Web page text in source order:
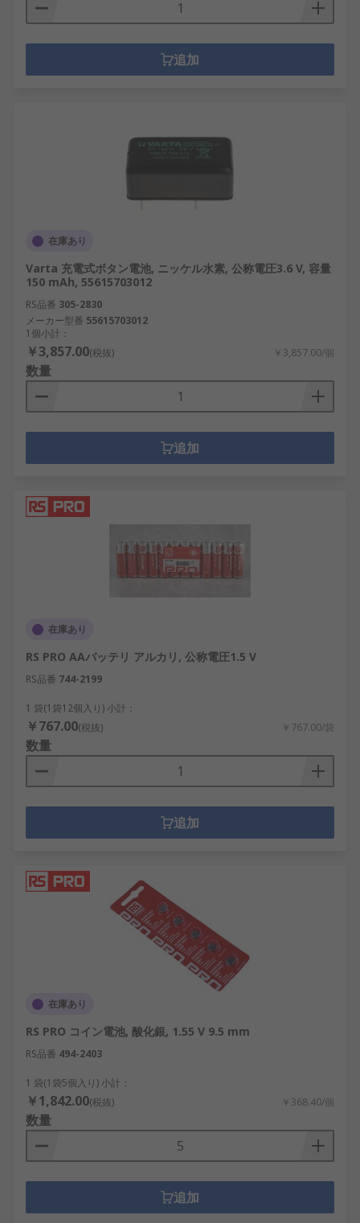
追加
在庫あり
Varta 充電式ボタン電池, ニッケル水素, 公称電圧3.6 V, 容量
150 mAh, 55615703012
RS品番 305-2830
メーカー型番 55615703012
1個小計：
￥3,857.00(税抜) ￥3,857.00/個
数量
追加
在庫あり
RS PRO AAバッテリ アルカリ, 公称電圧1.5 V
RS品番 744-2199
1 袋(1袋12個入り) 小計：
￥767.00(税抜) ￥767.00/袋
数量
追加
在庫あり
RS PRO コイン電池, 酸化銀, 1.55 V 9.5 mm
RS品番 494-2403
1 袋(1袋5個入り) 小計：
￥1,842.00(税抜) ￥368.40/個
数量
追加